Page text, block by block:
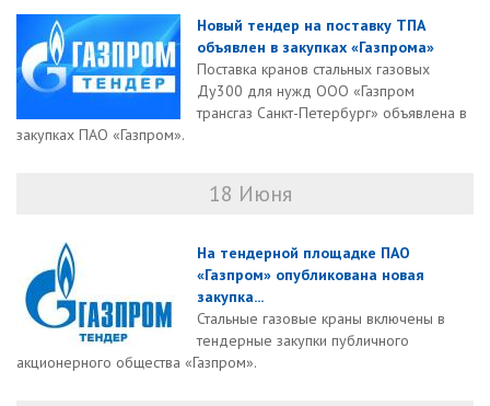
Новый тендер на поставку ТПА
объявлен в закупках «Газпрома»
Поставка кранов стальных газовых
Ду300 для нужд ООО «Газпром
трансгаз Санкт-Петербург» объявлена в
закупках ПАО «Газпром».
18 Июня
На тендерной площадке ПАО
«Газпром» опубликована новая
закупка...
Стальные газовые краны включены в
тендерные закупки публичного
акционерного общества «Газпром».